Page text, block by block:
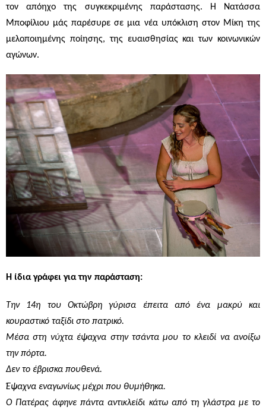
τον απόηχο της συγκεκριμένης παράστασης.
Η Νατάσσα
Μποφίλιου μάς παρέσυρε σε μια νέα υπόκλιση στον Μίκη της
μελοποιημένης ποίησης, της ευαισθησίας και των κοινωνικών
αγώνων.
Η ίδια γράφει για την παράσταση:
Την 14η του Οκτώβρη γύρισα έπειτα από ένα μακρύ και
κουραστικό ταξίδι στο πατρικό.
Μέσα στη νύχτα έψαχνα στην τσάντα μου το κλειδί να ανοίξω
την πόρτα.
Δεν το έβρισκα πουθενά.
Έψαχνα εναγωνίως μέχρι που θυμήθηκα.
Ο Πατέρας άφηνε πάντα αντικλείδι κάτω από τη γλάστρα με το